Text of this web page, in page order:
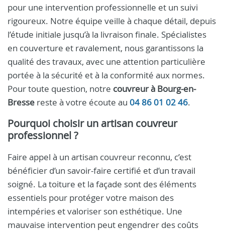
pour une intervention professionnelle et un suivi
rigoureux. Notre équipe veille à chaque détail, depuis
l’étude initiale jusqu’à la livraison finale. Spécialistes
en couverture et ravalement, nous garantissons la
qualité des travaux, avec une attention particulière
portée à la sécurité et à la conformité aux normes.
Pour toute question, notre couvreur à Bourg-en-
Bresse reste à votre écoute au 04 86 01 02 46.
Pourquoi choisir un artisan couvreur
professionnel ?
Faire appel à un artisan couvreur reconnu, c’est
bénéficier d’un savoir-faire certifié et d’un travail
soigné. La toiture et la façade sont des éléments
essentiels pour protéger votre maison des
intempéries et valoriser son esthétique. Une
mauvaise intervention peut engendrer des coûts